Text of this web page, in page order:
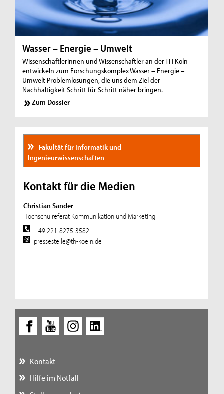
Wasser – Energie – Umwelt
Wissenschaftlerinnen und Wissenschaftler an der TH Köln
entwickeln zum Forschungskomplex Wasser – Energie –
Umwelt Problemlösungen, die uns dem Ziel der
Nachhaltigkeit Schritt für Schritt näher bringen.
Zum Dossier
Fakultät für Informatik und
Ingenieurwissenschaften
Kontakt für die Medien
Christian Sander
Hochschulreferat Kommunikation und Marketing
+49 221-8275-3582
pressestelle@th-koeln.de
Kontakt
Hilfe im Notfall